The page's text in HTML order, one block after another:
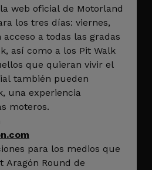
web oficial de Motorland
los tres días: viernes,
a todas las gradas
así como a los Pit Walk
que quieran vivir el
también pueden
una experiencia
moteros.
para los medios que
Aragón Round de